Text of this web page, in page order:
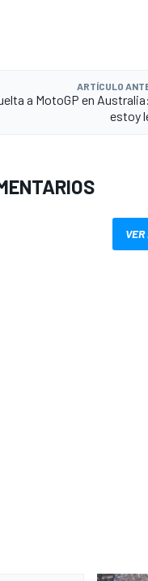
ARTÍCULO
a MotoGP en
estoy
VER